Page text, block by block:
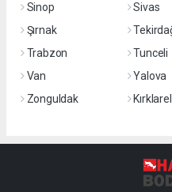
Sinop
Sivas
Şırnak
Trabzon
Tunceli
Van
Yalova
Zonguldak